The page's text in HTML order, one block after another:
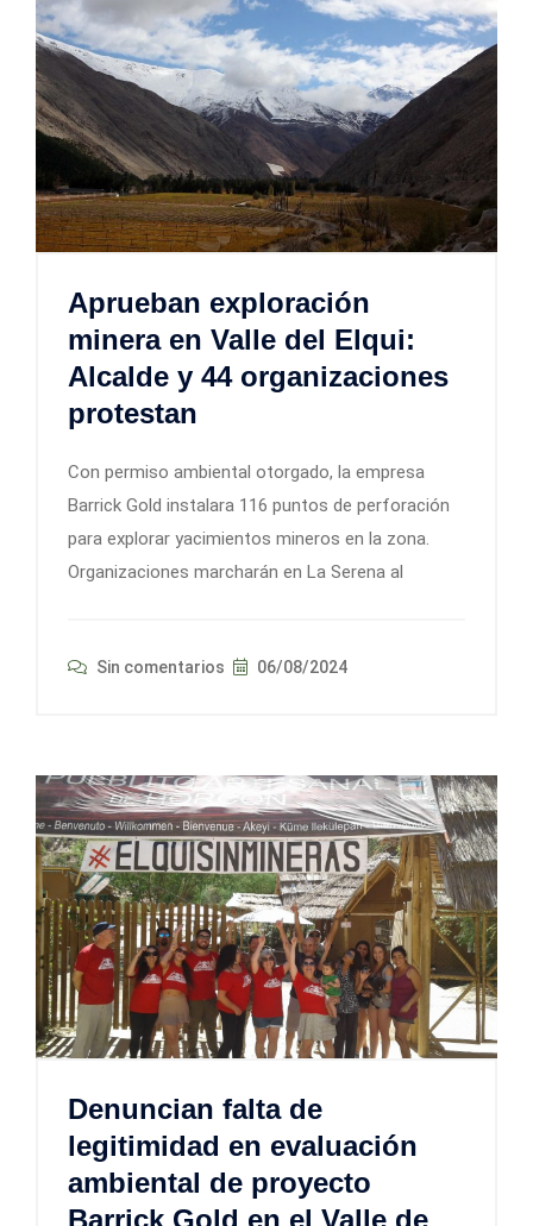
Aprueban exploración
minera en Valle del Elqui:
Alcalde y 44 organizaciones
protestan
Con permiso ambiental otorgado, la empresa
Barrick Gold instalara 116 puntos de perforación
para explorar yacimientos mineros en la zona.
Organizaciones marcharán en La Serena al
Sin comentarios 06/08/2024
Denuncian falta de
legitimidad en evaluación
ambiental de proyecto